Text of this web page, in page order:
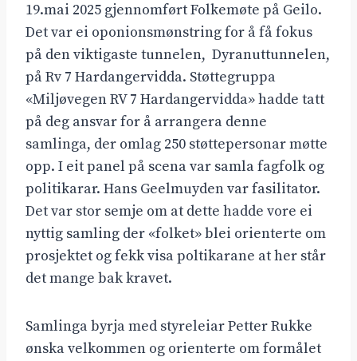
19.mai 2025 gjennomført Folkemøte på Geilo.
Det var ei oponionsmønstring for å få fokus
på den viktigaste tunnelen, Dyranuttunnelen,
på Rv 7 Hardangervidda. Støttegruppa
«Miljøvegen RV 7 Hardangervidda» hadde tatt
på deg ansvar for å arrangera denne
samlinga, der omlag 250 støttepersonar møtte
opp. I eit panel på scena var samla fagfolk og
politikarar. Hans Geelmuyden var fasilitator.
Det var stor semje om at dette hadde vore ei
nyttig samling der «folket» blei orienterte om
prosjektet og fekk visa poltikarane at her står
det mange bak kravet.
Samlinga byrja med styreleiar Petter Rukke
ønska velkommen og orienterte om formålet